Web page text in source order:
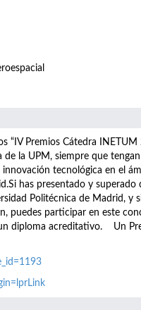
“IV Premios Cátedra
la UPM, siempre que
tecnológica en el
has presentado y
Politécnica de Madrid, y
puedes participar en este
diploma acreditativo. Un